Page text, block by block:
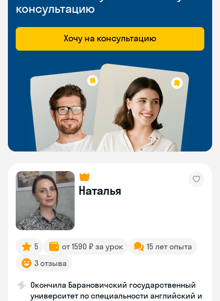
консультацию
Хочу на консультацию
Наталья
5 от 1590 ₽ за урок
15 лет опыта
3 отзыва
Окончила Барановичский государственный
университет по специальности английский и